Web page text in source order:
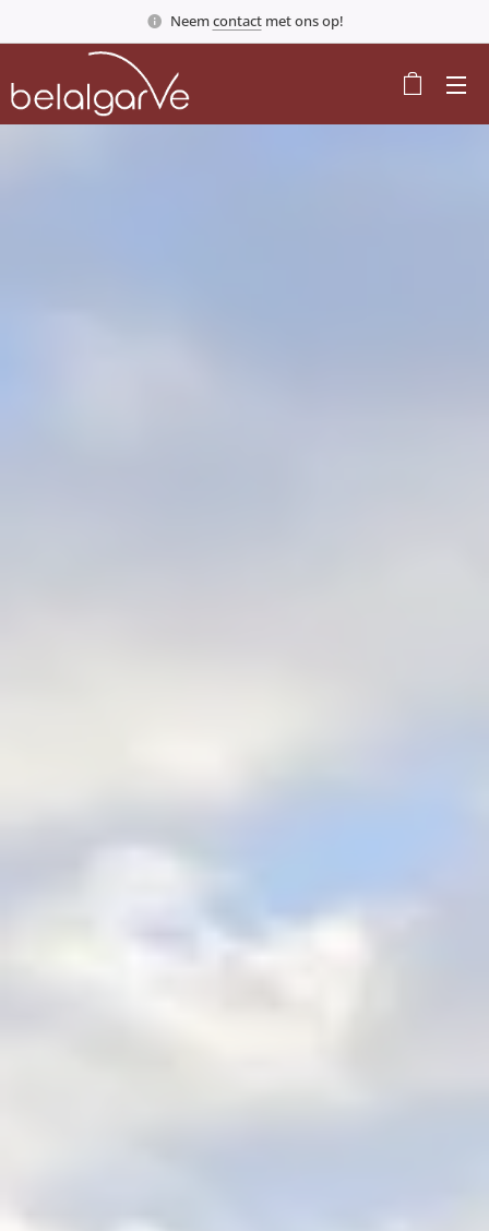
Neemcontactmet ons op!